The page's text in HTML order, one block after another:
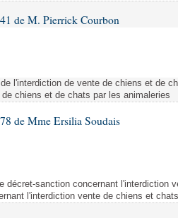
de M. Pierrick Courbon
l'interdiction de vente de chiens et de
de chiens et de chats par les animaleries
de Mme Ersilia Soudais
décret-sanction concernant l'interdiction
l'interdiction vente de chiens et chats